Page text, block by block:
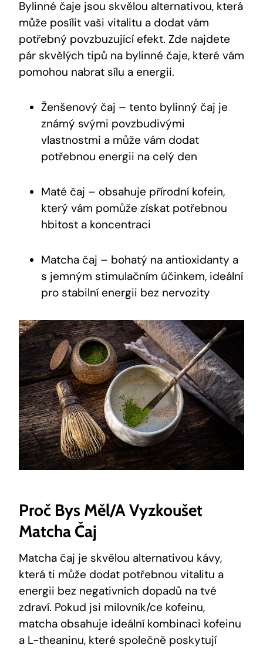
Bylinné čaje jsou skvělou alternativou, která
může posílit vaši vitalitu a dodat vám
potřebný povzbuzující efekt. Zde najdete
pár skvělých tipů na bylinné čaje, které vám
pomohou nabrat sílu a energii.
Ženšenový čaj – tento bylinný čaj je
známý svými povzbudivými
vlastnostmi a může vám dodat
potřebnou energii na celý den
Maté čaj – obsahuje přírodní kofein,
který vám pomůže získat potřebnou
hbitost a koncentraci
Matcha čaj – bohatý na antioxidanty a
s jemným stimulačním účinkem, ideální
pro stabilní energii bez nervozity
Proč Bys Měl/a Vyzkoušet
Matcha Čaj
Matcha čaj je skvělou alternativou kávy,
která ti může dodat potřebnou vitalitu a
energii bez negativních dopadů na tvé
zdraví. Pokud jsi milovník/ce kofeinu,
matcha obsahuje ideální kombinaci kofeinu
a L-theaninu, které společně poskytují